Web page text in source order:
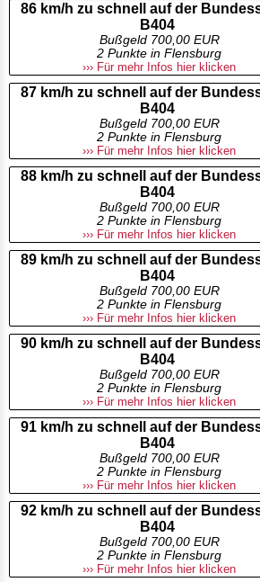
86 km/h zu schnell auf der
B404
Bußgeld 700,00 EUR
2 Punkte in Flensburg
››› Für mehr Infos hier klicken
87 km/h zu schnell auf der
B404
Bußgeld 700,00 EUR
2 Punkte in Flensburg
››› Für mehr Infos hier klicken
88 km/h zu schnell auf der
B404
Bußgeld 700,00 EUR
2 Punkte in Flensburg
››› Für mehr Infos hier klicken
89 km/h zu schnell auf der
B404
Bußgeld 700,00 EUR
2 Punkte in Flensburg
››› Für mehr Infos hier klicken
90 km/h zu schnell auf der
B404
Bußgeld 700,00 EUR
2 Punkte in Flensburg
››› Für mehr Infos hier klicken
91 km/h zu schnell auf der
B404
Bußgeld 700,00 EUR
2 Punkte in Flensburg
››› Für mehr Infos hier klicken
92 km/h zu schnell auf der
B404
Bußgeld 700,00 EUR
2 Punkte in Flensburg
››› Für mehr Infos hier klicken